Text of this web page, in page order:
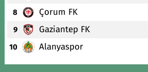
8 Çorum FK
9 Gaziantep FK
10 Alanyaspor